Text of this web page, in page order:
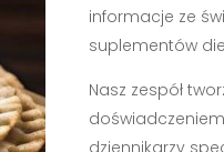
informacje ze
suplementów
Nasz zespół
dziennikarzy